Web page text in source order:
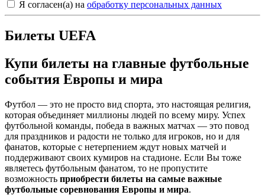
Я согласен(а) на обработку персональных данных
Билеты UEFA
Купи билеты на главные футбольные
события Европы и мира
Футбол — это не просто вид спорта, это настоящая религия,
которая объединяет миллионы людей по всему миру. Успех
футбольной команды, победа в важных матчах — это повод
для праздников и радости не только для игроков, но и для
фанатов, которые с нетерпением ждут новых матчей и
поддерживают своих кумиров на стадионе. Если Вы тоже
являетесь футбольным фанатом, то не пропустите
возможность приобрести билеты на самые важные
футбольные соревнования Европы и мира.